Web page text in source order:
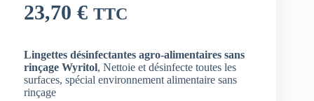
23,70 € TTC
Lingettes désinfectantes agro-alimentaires sans
rinçage Wyritol, Nettoie et désinfecte toutes les
surfaces, spécial environnement alimentaire sans
rinçage